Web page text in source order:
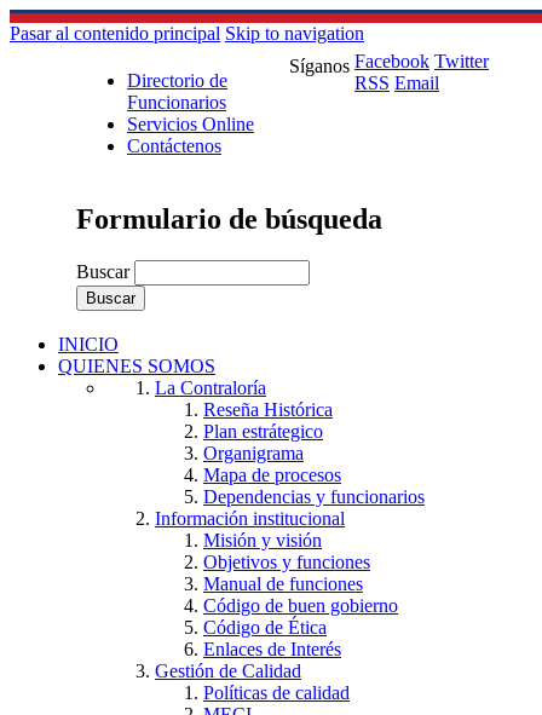
Pasar al contenido principal Skip to navigation
Directorio de
Funcionarios
Servicios Online
Contáctenos
Síganos Facebook Twitter
RSS Email
Formulario de búsqueda
Buscar
INICIO
QUIENES SOMOS
La Contraloría
Reseña Histórica
Plan estrátegico
Organigrama
Mapa de procesos
Dependencias y funcionarios
Información institucional
Misión y visión
Objetivos y funciones
Manual de funciones
Código de buen gobierno
Código de Ética
Enlaces de Interés
Gestión de Calidad
Políticas de calidad